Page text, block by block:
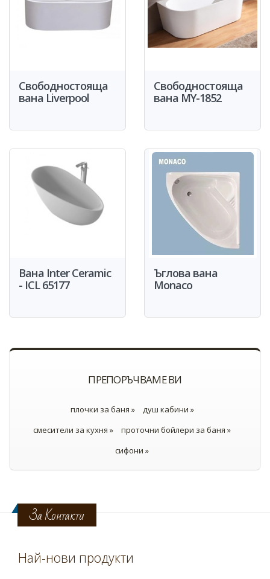
Свободностояща
вана Liverpool
Свободностояща
вана MY-1852
Вана Inter Ceramic
- ICL 65177
Ъглова вана
Monaco
ПРЕПОРЪЧВАМЕ ВИ
плочки за баня »
душ кабини »
смесители за кухня »
проточни бойлери за баня »
сифони »
За Контакти
Най-нови продукти